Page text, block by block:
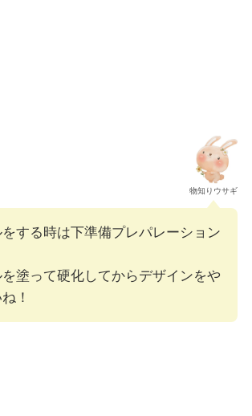
物知りウサギ
する時は下準備プレパレーション
塗って硬化してからデザインをや
！